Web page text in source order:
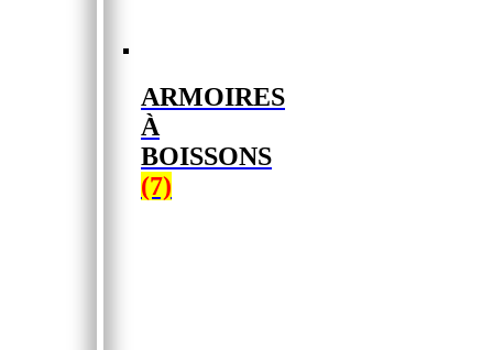
ARMOIRES
À
BOISSONS
(7)